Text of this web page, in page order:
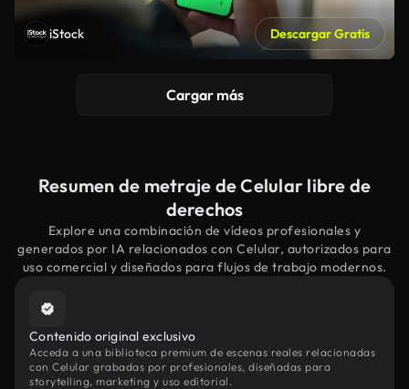
iStock Descargar Gratis
Cargar más
Resumen de metraje de Celular libre de
derechos
Explore una combinación de vídeos profesionales y
generados por IA relacionados con Celular, autorizados para
uso comercial y diseñados para flujos de trabajo modernos.
Contenido original exclusivo
Acceda a una biblioteca premium de escenas reales relacionadas
con Celular grabadas por profesionales, diseñadas para
storytelling, marketing y uso editorial.